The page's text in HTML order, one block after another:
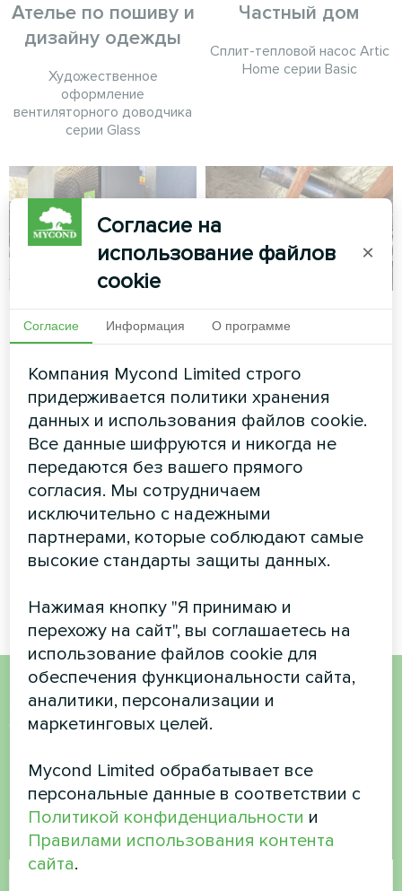
Ателье по пошиву и
дизайну одежды
Художественное
оформление
вентиляторного доводчика
серии Glass
Частный дом
Сплит-тепловой насос Artic
Home серии Basic
Тепловой насос Mycond
BeeSmart MHCS 050 NBS
MHCS 050 UBS
цех с
вентиляционными
установками
Mycond Energy
Recovery MVS DW
Вентиляционные установки
MyCond с рекуперацией
энергии MVS DW
эффективный
воздухообмен с
Хотите купить или у вас
Свяжитесь с нами, и мы поможем вам
Имя
Согласие на
использование файлов
cookie
×
Согласие Информация О программе
Компания Mycond Limited строго
придерживается политики хранения
данных и использования файлов cookie.
Все данные шифруются и никогда не
передаются без вашего прямого
согласия. Мы сотрудничаем
исключительно с надежными
партнерами, которые соблюдают самые
высокие стандарты защиты данных.
Нажимая кнопку "Я принимаю и
перехожу на сайт", вы соглашаетесь на
использование файлов cookie для
обеспечения функциональности сайта,
аналитики, персонализации и
маркетинговых целей.
Mycond Limited обрабатывает все
персональные данные в соответствии с
Политикой конфиденциальности и
Правилами использования контента
сайта.